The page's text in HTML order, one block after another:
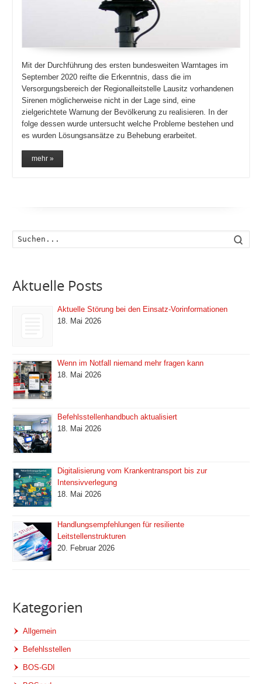
Mit der Durchführung des ersten bundesweiten Warntages im
September 2020 reifte die Erkenntnis, dass die im
Versorgungsbereich der Regionalleitstelle Lausitz vorhandenen
Sirenen möglicherweise nicht in der Lage sind, eine
zielgerichtete Warnung der Bevölkerung zu realisieren. In der
folge dessen wurde untersucht welche Probleme bestehen und
es wurden Lösungsansätze zu Behebung erarbeitet.
mehr »
Aktuelle Posts
Aktuelle Störung bei den Einsatz-Vorinformationen
18. Mai 2026
Wenn im Notfall niemand mehr fragen kann
18. Mai 2026
Befehlsstellenhandbuch aktualisiert
18. Mai 2026
Digitalisierung vom Krankentransport bis zur
Intensivverlegung
18. Mai 2026
Handlungsempfehlungen für resiliente
Leitstellenstrukturen
20. Februar 2026
Kategorien
Allgemein
Befehlsstellen
BOS-GDI